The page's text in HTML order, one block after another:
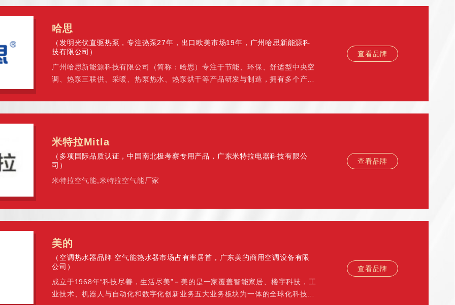
哈思
（发明光伏直驱热泵，专注热泵27年，出口欧美市场19年，广州哈思新能源科
技有限公司）
广州哈思新能源科技有限公司（简称：哈思）专注于节能、环保、舒适型中央空
调、热泵三联供、采暖、热泵热水、热泵烘干等产品研发与制造，拥有多个产品
查看品牌
米特拉Mitla
（多项国际品质认证，中国南北极考察专用产品，广东米特拉电器科技有限公
司）
米特拉空气能,米特拉空气能厂家
查看品牌
美的
（空调热水器品牌 空气能热水器市场占有率居首，广东美的商用空调设备有限
公司）
成立于1968年“科技尽善，生活尽美”－美的是一家覆盖智能家居、楼宇科技，工
业技术、机器人与自动化和数字化创新业务五大业务板块为一体的全球化科技集
查看品牌